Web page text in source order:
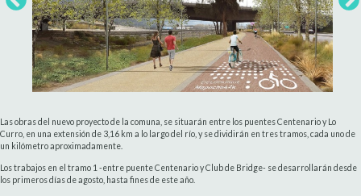
Las obras del nuevo proyecto de la comuna, se situarán entre los puentes Centenario y Lo
Curro, en una extensión de 3,16 km a lo largo del río, y se dividirán en tres tramos, cada uno de
un kilómetro aproximadamente.
Los trabajos en el tramo 1 -entre puente Centenario y Club de Bridge- se desarrollarán desde
los primeros días de agosto, hasta fines de este año.